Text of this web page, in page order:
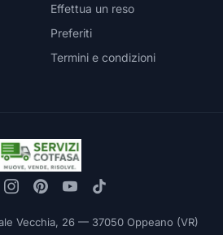
Effettua un reso
Preferiti
Termini e condizioni
Vecchia, 26 — 37050 Oppeano (VR)